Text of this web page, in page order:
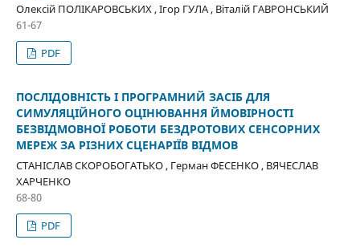
Олексій ПОЛІКАРОВСЬКИХ , Ігор ГУЛА , Віталій ГАВРОНСЬКИЙ
61-67
PDF
ПОСЛІДОВНІСТЬ І ПРОГРАМНИЙ ЗАСІБ ДЛЯ
СИМУЛЯЦІЙНОГО ОЦІНЮВАННЯ ЙМОВІРНОСТІ
БЕЗВІДМОВНОЇ РОБОТИ БЕЗДРОТОВИХ СЕНСОРНИХ
МЕРЕЖ ЗА РІЗНИХ СЦЕНАРІЇВ ВІДМОВ
СТАНІСЛАВ СКОРОБОГАТЬКО , Герман ФЕСЕНКО , ВЯЧЕСЛАВ
ХАРЧЕНКО
68-80
PDF